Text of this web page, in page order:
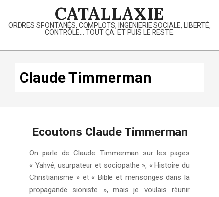
content
CATALLAXIE
ORDRES SPONTANÉS, COMPLOTS, INGÉNIERIE SOCIALE, LIBERTÉ,
CONTRÔLE… TOUT ÇA. ET PUIS LE RESTE.
Primary
Claude Timmerman
Ecoutons Claude Timmerman
01-
09
On parle de Claude Timmerman sur les pages
« Yahvé, usurpateur et sociopathe », « Histoire du
Christianisme » et « Bible et mensonges dans la
propagande sioniste », mais je voulais réunir